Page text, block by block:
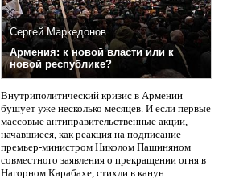
Сергей Маркедонов
Армения: к новой власти или к
новой республике?
Внутриполитический кризис в Армении
бушует уже несколько месяцев. И если первые
массовые антиправительственные акции,
начавшиеся, как реакция на подписание
премьер-министром Николом Пашиняном
совместного заявления о прекращении огня в
Нагорном Карабахе, стихли в канун